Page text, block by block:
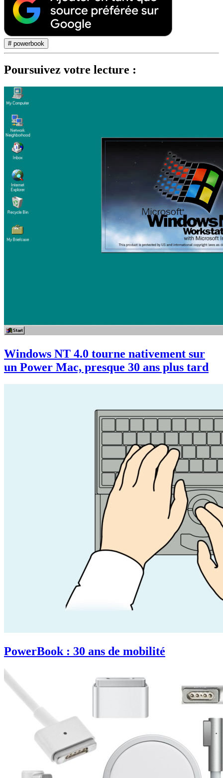
# powerbook
Poursuivez votre lecture :
Windows NT 4.0 tourne nativement sur
un Power Mac, presque 30 ans plus tard
PowerBook : 30 ans de mobilité